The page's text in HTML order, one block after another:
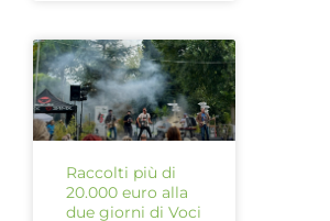
Raccolti più di
20.000 euro alla
due giorni di Voci